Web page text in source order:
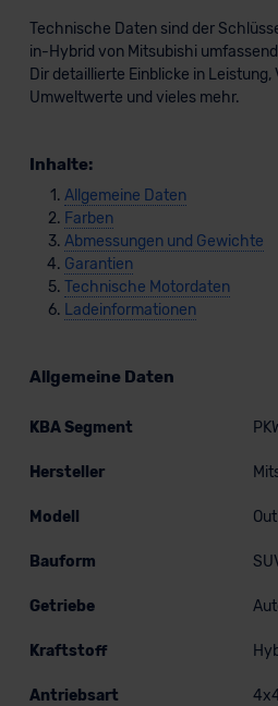
Technische Daten sind der
in-Hybrid von Mitsubishi
Dir detaillierte Einblicke in
Umweltwerte und vieles mehr.
Inhalte:
Allgemeine Daten
Farben
Abmessungen und Gewichte
Garantien
Technische Motordaten
Ladeinformationen
Allgemeine Daten
KBA Segment
Hersteller
Modell
Bauform
Getriebe
Kraftstoff
Antriebsart